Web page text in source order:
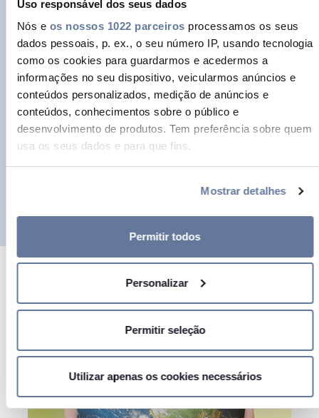
Uso responsável dos seus dados
Nós e os nossos 1022 parceiros processamos os seus
dados pessoais, p. ex., o seu número IP, usando tecnologia
como os cookies para guardarmos e acedermos a
informações no seu dispositivo, veicularmos anúncios e
conteúdos personalizados, medição de anúncios e
conteúdos, conhecimentos sobre o público e
desenvolvimento de produtos. Tem preferência sobre quem
usa os seus dados e para que fins.
geográfica as quais podem ter uma precisão de vários
Saiba mais sobre como os seus dados pessoais são
processados e defina as suas preferências nasecção de
. Pode alterar ou retirar o seu consentimento a
qualquer momento da Declaração de Cookies.
Utilizamos cookies para personalizar conteúdo e anúncios,
nosso tráfego. Também partilhamos informações acerca da
Mostrar detalhes
Permitir todos
Personalizar
Permitir seleção
Utilizar apenas os cookies necessários
objetivo de criar ferramentas e
condições que permitam que todos os
nossos colaboradores façam uma
gestão melhor da sua vida e trabalho.
Por esta razão, lançámos uma Política
Parental e Política de Trabalho à
Distância pós-Covid 19, considerando